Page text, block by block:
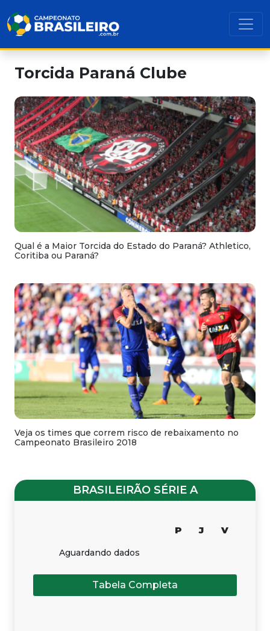
Torcida Paraná Clube
Qual é a Maior Torcida do Estado do Paraná? Athletico,
Coritiba ou Paraná?
Veja os times que correm risco de rebaixamento no
Campeonato Brasileiro 2018
BRASILEIRÃO SÉRIE A
P J V
Aguardando dados
Tabela Completa